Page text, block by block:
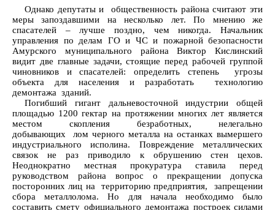
Однако депутаты и общественность района считают эти
меры запоздавшими на несколько лет. По мнению же
спасателей – лучше поздно, чем никогда. Начальник
управления по делам ГО и ЧС и пожарной безопасности
Амурского муниципального района Виктор Кислинский
видит две главные задачи, стоящие перед рабочей группой
чиновников и спасателей: определить степень угрозы
объекта для населения и разработать технологию
демонтажа зданий.
Погибший гигант дальневосточной индустрии общей
площадью 1200 гектар на протяжении многих лет является
местом скопления безработных, нелегально
добывающих лом черного металла на останках вымершего
индустриального исполина. Повреждение металлических
связок не раз приводило к обрушению стен цехов.
Неоднократно местная прокуратура ставила перед
руководством района вопрос о прекращении допуска
посторонних лиц на территорию предприятия, запрещении
сбора металлолома. Но для начала необходимо было
составить смету официального демонтажа построек силами